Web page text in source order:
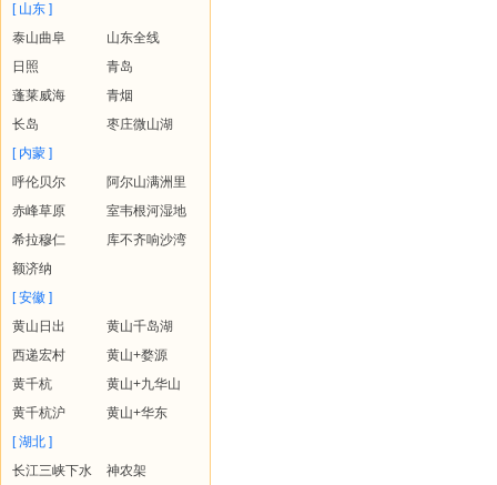
[ 山东 ]
泰山曲阜
山东全线
日照
青岛
蓬莱威海
青烟
长岛
枣庄微山湖
[ 内蒙 ]
呼伦贝尔
阿尔山满洲里
赤峰草原
室韦根河湿地
希拉穆仁
库不齐响沙湾
额济纳
[ 安徽 ]
黄山日出
黄山千岛湖
西递宏村
黄山+婺源
黄千杭
黄山+九华山
黄千杭沪
黄山+华东
[ 湖北 ]
长江三峡下水
神农架